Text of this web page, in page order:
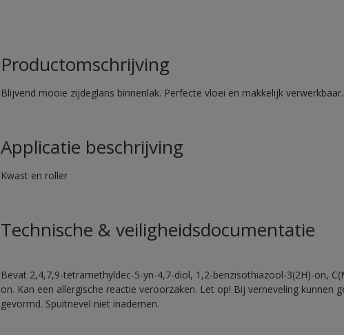
Productomschrijving
Blijvend mooie zijdeglans binnenlak. Perfecte vloei en makkelijk verwerkbaar.
Applicatie beschrijving
Kwast en roller
Technische & veiligheidsdocumentatie
Bevat 2,4,7,9-tetramethyldec-5-yn-4,7-diol, 1,2-benzisothiazool-3(2H)-on,
on. Kan een allergische reactie veroorzaken. Let op! Bij verneveling kunnen
gevormd. Spuitnevel niet inademen.